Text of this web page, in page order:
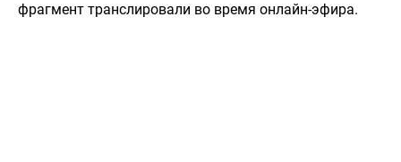
фрагмент транслировали во время онлайн-эфира.